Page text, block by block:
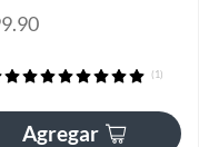
(1)
Agregar